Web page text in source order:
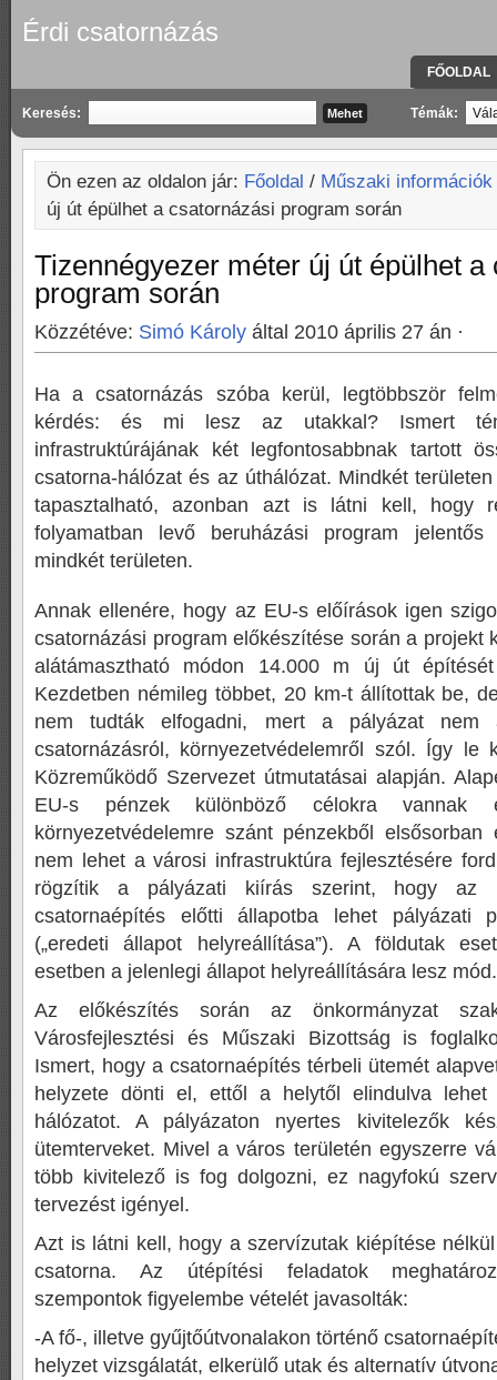
Érdi csatornázás
FŐOLDAL
Keresés: Témák:
Ön ezen az oldalon jár: Főoldal / Műszaki információk
új út épülhet a csatornázási program során
Tizennégyezer méter új út épülhet a
program során
Közzétéve: Simó Károly által 2010 április 27 án ·
Ha a csatornázás szóba kerül, legtöbbször
kérdés: és mi lesz az utakkal? Ismert
infrastruktúrájának két legfontosabbnak tartott
csatorna-hálózat és az úthálózat. Mindkét
tapasztalható, azonban azt is látni kell, hogy
folyamatban levő beruházási program
mindkét területen.
Annak ellenére, hogy az EU-s előírások igen
csatornázási program előkészítése során a projekt
alátámasztható módon 14.000 m új út
Kezdetben némileg többet, 20 km-t állítottak be,
nem tudták elfogadni, mert a pályázat
csatornázásról, környezetvédelemről szól. Így le
Közreműködő Szervezet útmutatásai alapján.
EU-s pénzek különböző célokra vannak
környezetvédelemre szánt pénzekből
nem lehet a városi infrastruktúra fejlesztésére
rögzítik a pályázati kiírás szerint, hogy az
csatornaépítés előtti állapotba lehet pályázati
(„eredeti állapot helyreállítása”). A földutak
esetben a jelenlegi állapot helyreállítására lesz mód.
Az előkészítés során az önkormányzat
Városfejlesztési és Műszaki Bizottság is
Ismert, hogy a csatornaépítés térbeli ütemét
helyzete dönti el, ettől a helytől elindulva lehet
hálózatot. A pályázaton nyertes kivitelezők
ütemterveket. Mivel a város területén egyszerre
több kivitelező is fog dolgozni, ez nagyfokú
tervezést igényel.
Azt is látni kell, hogy a szervízutak kiépítése
csatorna. Az útépítési feladatok
szempontok figyelembe vételét javasolták:
-A fő-, illetve gyűjtőútvonalakon történő
helyzet vizsgálatát, elkerülő utak és alternatív